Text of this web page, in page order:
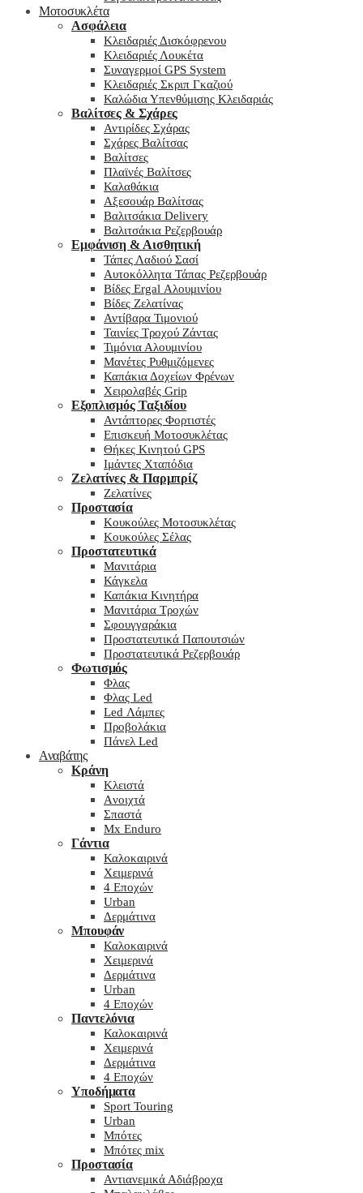
Μοτοσυκλέτα
Ασφάλεια
Κλειδαριές Δισκόφρενου
Κλειδαριές Λουκέτα
Συναγερμοί GPS System
Κλειδαριές Σκριπ Γκαζιού
Καλώδια Υπενθύμισης Κλειδαριάς
Βαλίτσες & Σχάρες
Αντιρίδες Σχάρας
Σχάρες Βαλίτσας
Βαλίτσες
Πλαϊνές Βαλίτσες
Καλαθάκια
Αξεσουάρ Βαλίτσας
Βαλιτσάκια Delivery
Βαλιτσάκια Ρεζερβουάρ
Εμφάνιση & Αισθητική
Τάπες Λαδιού Σασί
Αυτοκόλλητα Τάπας Ρεζερβουάρ
Βίδες Ergal Αλουμινίου
Βίδες Ζελατίνας
Αντίβαρα Τιμονιού
Ταινίες Τροχού Ζάντας
Τιμόνια Αλουμινίου
Μανέτες Ρυθμιζόμενες
Καπάκια Δοχείων Φρένων
Χειρολαβές Grip
Εξοπλισμός Ταξιδίου
Αντάπτορες Φορτιστές
Επισκευή Μοτοσυκλέτας
Θήκες Κινητού GPS
Ιμάντες Χταπόδια
Ζελατίνες & Παρμπρίζ
Ζελατίνες
Προστασία
Κουκούλες Μοτοσυκλέτας
Κουκούλες Σέλας
Προστατευτικά
Μανιτάρια
Κάγκελα
Καπάκια Κινητήρα
Μανιτάρια Τροχών
Σφουγγαράκια
Προστατευτικά Παπουτσιών
Προστατευτικά Ρεζερβουάρ
Φωτισμός
Φλας
Φλας Led
Led Λάμπες
Προβολάκια
Πάνελ Led
Αναβάτης
Κράνη
Kλειστά
Aνοιχτά
Σπαστά
Mx Enduro
Γάντια
Καλοκαιρινά
Χειμερινά
4 Εποχών
Urban
Δερμάτινα
Μπουφάν
Καλοκαιρινά
Χειμερινά
Δερμάτινα
Urban
4 Εποχών
Παντελόνια
Καλοκαιρινά
Χειμερινά
Δερμάτινα
4 Εποχών
Υποδήματα
Sport Touring
Urban
Μπότες
Μπότες mix
Προστασία
Αντιανεμικά Αδιάβροχα